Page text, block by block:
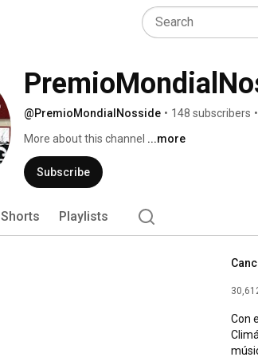
@PremioMondialNosside • 148 subscribers •
More about this channel ...more
Subscribe
Shorts Playlists
Con